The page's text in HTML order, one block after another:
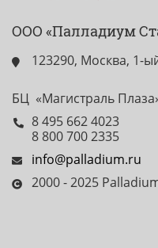
ООО «Палладиум
123290, Москва, 1-
БЦ «Магистраль
8 495 662 4023
8 800 700 2335
info@palladium.ru
2000 - 2025